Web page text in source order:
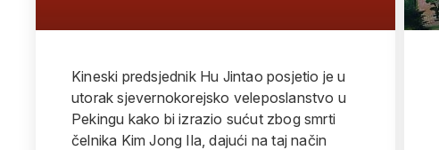
Kineski predsjednik Hu Jintao posjetio je u
utorak sjevernokorejsko veleposlanstvo u
Pekingu kako bi izrazio sućut zbog smrti
čelnika Kim Jong Ila, dajući na taj način